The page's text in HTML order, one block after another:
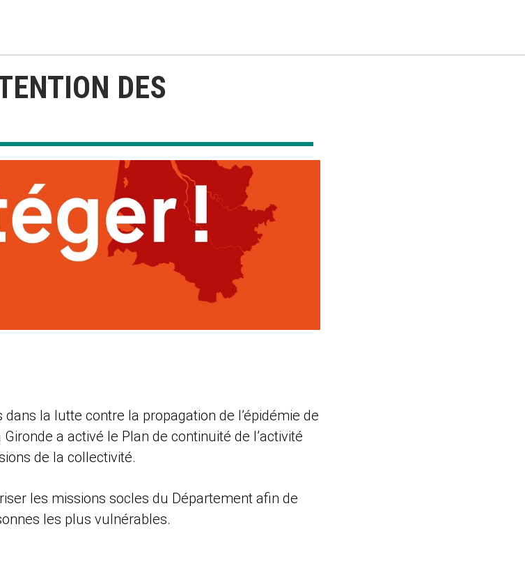
DES
la lutte contre la propagation de l’épidémie de
a activé le Plan de continuité de l’activité
de la collectivité.
les missions socles du Département afin de
les plus vulnérables.